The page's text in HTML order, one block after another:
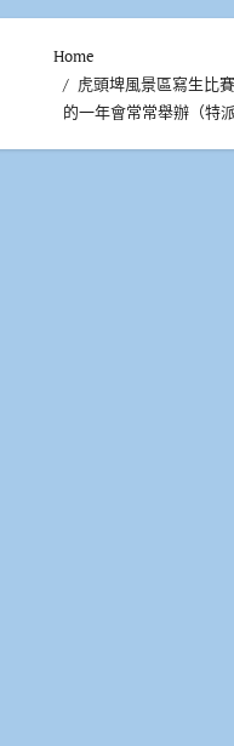
Home
虎頭埤風景區寫生比
的一年會常常舉辦（特